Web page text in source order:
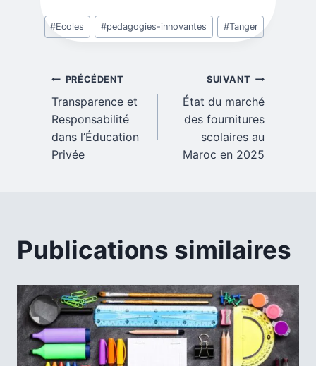
Étiquettes
de
publication :
#Ecoles #pedagogies-innovantes #Tanger
Navigation
de
l’article
PRÉCÉDENT
Transparence et
Responsabilité
dans l’Éducation
Privée
SUIVANT
État du marché
des fournitures
scolaires au
Maroc en 2025
Publications similaires